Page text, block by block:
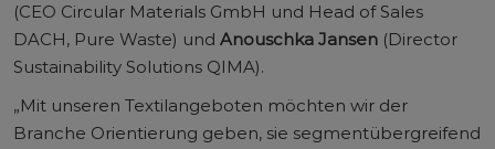
(CEO Circular Materials GmbH und Head of Sales
DACH, Pure Waste) und Anouschka Jansen (Director
Sustainability Solutions QIMA).
„Mit unseren Textilangeboten möchten wir der
Branche Orientierung geben, sie segmentübergreifend